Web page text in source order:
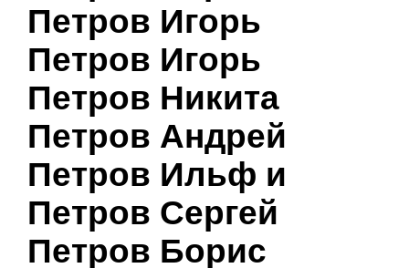
Петров Игорь
Петров Игорь
Петров Никита
Петров Андрей
Петров Ильф и
Петров Сергей
Петров Борис